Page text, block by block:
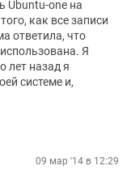
Ubuntu-one на
как все записи
ответила, что
Я
лет назад я
системе и,
09 мар '14 в 12:29